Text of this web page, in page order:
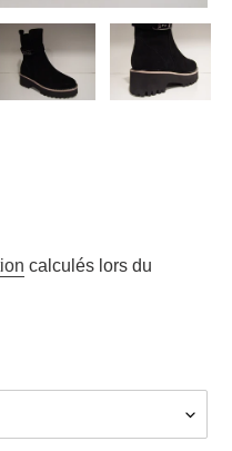
calculés lors du